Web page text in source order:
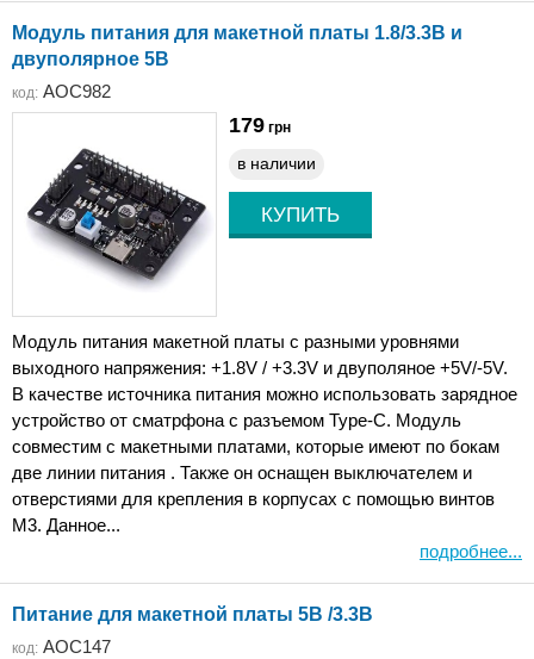
Модуль питания для макетной платы 1.8/3.3В и
двуполярное 5В
код: AOC982
179 грн
в наличии
Модуль питания макетной платы с разными уровнями
выходного напряжения: +1.8V / +3.3V и двуполяное +5V/-5V.
В качестве источника питания можно использовать зарядное
устройство от сматрфона с разъемом Type-C. Модуль
совместим с макетными платами, которые имеют по бокам
две линии питания . Также он оснащен выключателем и
отверстиями для крепления в корпусах с помощью винтов
М3. Данное...
подробнее...
Питание для макетной платы 5В /3.3В
код: AOC147